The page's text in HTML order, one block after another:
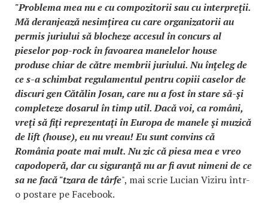
"Problema mea nu e cu compozitorii sau cu interpreţii.
Mă deranjează nesimţirea cu care organizatorii au
permis juriului să blocheze accesul în concurs al
pieselor pop-rock în favoarea manelelor house
produse chiar de către membrii juriului. Nu înţeleg de
ce s-a schimbat regulamentul pentru copiii caselor de
discuri gen Cătălin Josan, care nu a fost în stare să-şi
completeze dosarul în timp util. Dacă voi, ca români,
vreţi să fiţi reprezentaţi în Europa de manele şi muzică
de lift (house), eu nu vreau! Eu sunt convins că
România poate mai mult. Nu zic că piesa mea e vreo
capodoperă, dar cu siguranţă nu ar fi avut nimeni de ce
sa ne facă "tzara de târfe", mai scrie Lucian Viziru într-
o postare pe Facebook.